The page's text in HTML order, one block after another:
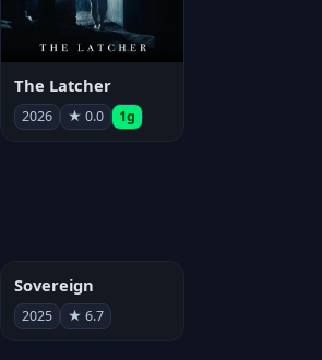
The Latcher
2026 ★ 0.0 1g
Sovereign
2025 ★ 6.7